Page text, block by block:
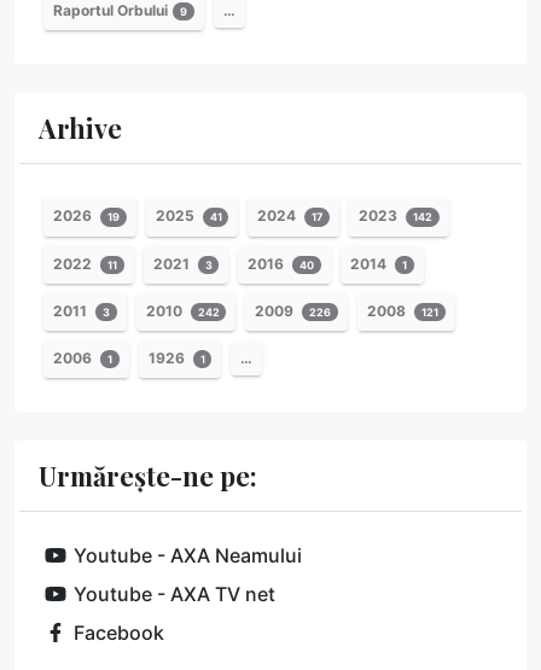
Raportul Orbului 9 …
Arhive
2026 19 2025 41 2024 17 2023 142
2022 11 2021 3 2016 40 2014 1
2011 3 2010 242 2009 226 2008 121
2006 1 1926 1 …
Urmărește-ne pe:
Youtube - AXA Neamului
Youtube - AXA TV net
Facebook